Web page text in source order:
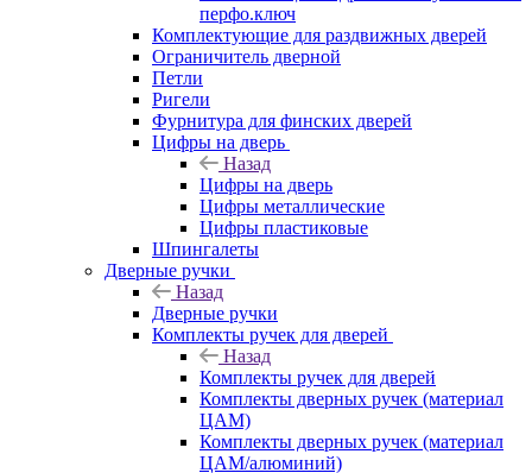
перфо.ключ
Комплектующие для раздвижных дверей
Ограничитель дверной
Петли
Ригели
Фурнитура для финских дверей
Цифры на дверь
Назад
Цифры на дверь
Цифры металлические
Цифры пластиковые
Шпингалеты
Дверные ручки
Назад
Дверные ручки
Комплекты ручек для дверей
Назад
Комплекты ручек для дверей
Комплекты дверных ручек (материал
ЦАМ)
Комплекты дверных ручек (материал
ЦАМ/алюминий)